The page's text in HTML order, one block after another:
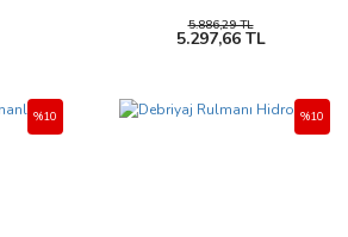
5.886,29 TL
5.297,66 TL
%10 %10